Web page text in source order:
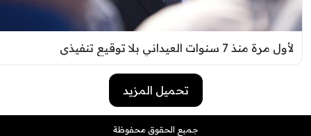
مرة منذ 7 سنوات العيداني بلا توقيع تنفيذي
تحميل المزيد
جميع الحقوق محفوظة